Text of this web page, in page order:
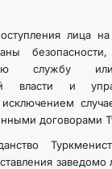
лица
службу
власти и
исключением
договорами